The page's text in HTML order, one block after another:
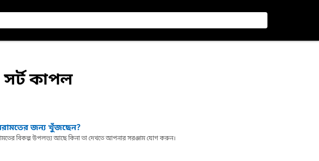
সর্ট কাপল
জন্য খুঁজছেন?
বিকল্প উপলভ্য আছে কিনা তা দেখতে আপনার সরঞ্জাম যোগ করুন।